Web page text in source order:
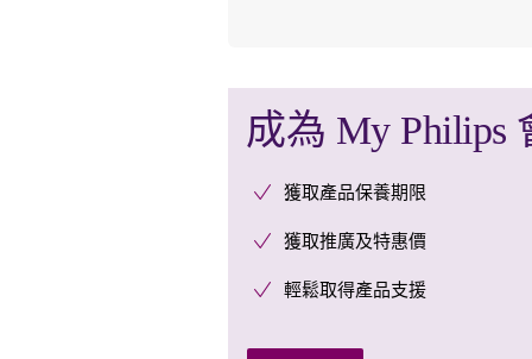
成為 My Philips
獲取產品保養期限
獲取推廣及特惠價
輕鬆取得產品支援